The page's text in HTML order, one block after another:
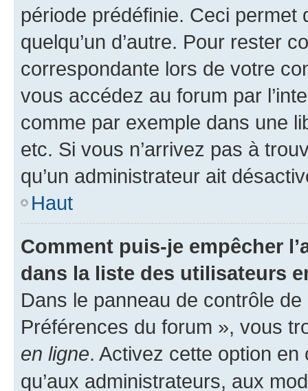
période prédéfinie. Ceci permet
quelqu’un d’autre. Pour rester
correspondante lors de votre
vous accédez au forum par
comme par exemple dans une
etc. Si vous n’arrivez pas à
qu’un administrateur ait
Haut
Comment puis-je empêcher
dans la liste des utilisateurs
Dans le panneau de contrôle
Préférences du forum », vous
en ligne. Activez cette option
qu’aux administrateurs, aux